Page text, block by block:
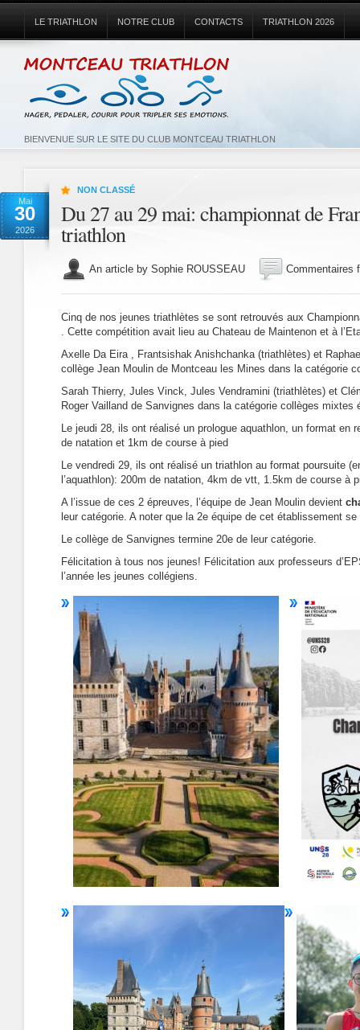
BIENVENUE SUR LE SITE DU CLUB MONTCEAU TRIATHLON
LE TRIATHLON NOTRE CLUB CONTACTS TRIATHLON 2026
Mai
30
2026
NON CLASSÉ
Du 27 au 29 mai: championnat de
triathlon
An article by Sophie ROUSSEAU Commentaires
Cinq de nos jeunes triathlètes se sont retrouvés aux
. Cette compétition avait lieu au Chateau de Maintenon et à
Axelle Da Eira , Frantsishak Anishchanka (triathlètes) et
collège Jean Moulin de Montceau les Mines dans la catégorie
Sarah Thierry, Jules Vinck, Jules Vendramini (triathlètes) et
Roger Vailland de Sanvignes dans la catégorie collèges mixtes
Le jeudi 28, ils ont réalisé un prologue aquathlon, un format en
de natation et 1km de course à pied
Le vendredi 29, ils ont réalisé un triathlon au format poursuite
l’aquathlon): 200m de natation, 4km de vtt, 1.5km de course à
A l’issue de ces 2 épreuves, l’équipe de Jean Moulin devient
leur catégorie. A noter que la 2e équipe de cet établissement
Le collège de Sanvignes termine 20e de leur catégorie.
Félicitation à tous nos jeunes! Félicitation aux professeurs
l’année les jeunes collégiens.